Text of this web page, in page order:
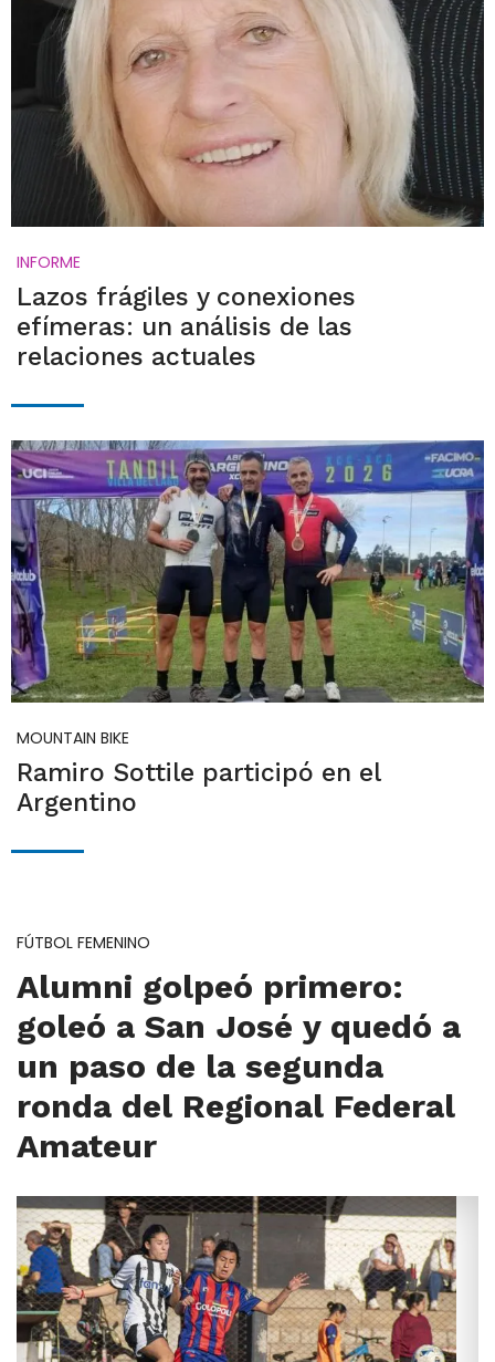
INFORME
Lazos frágiles y conexiones
efímeras: un análisis de las
relaciones actuales
MOUNTAIN BIKE
Ramiro Sottile participó en el
Argentino
FÚTBOL FEMENINO
Alumni golpeó primero:
goleó a San José y quedó a
un paso de la segunda
ronda del Regional Federal
Amateur